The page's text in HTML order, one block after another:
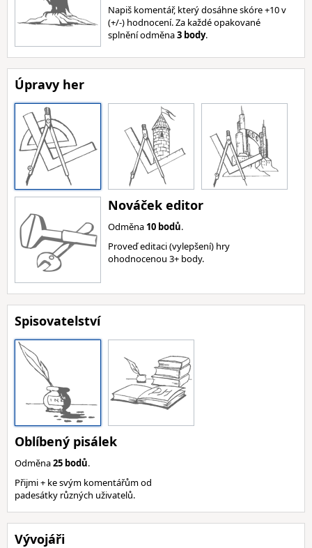
Napiš komentář, který dosáhne skóre +10 v
(+/-) hodnocení. Za každé opakované
splnění odměna3 body.
Úpravy her
Nováček editor
Odměna 10 bodů.
Proveď editaci (vylepšení) hry
ohodnocenou 3+ body.
Spisovatelství
Oblíbený pisálek
Odměna25 bodů.
Přijmi + ke svým komentářům od
padesátky různých uživatelů.
Vývojáři